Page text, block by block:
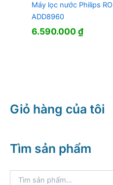
Máy lọc nước Philips RO
ADD8960
6.590.000₫
Giỏ hàng của tôi
Tìm sản phẩm